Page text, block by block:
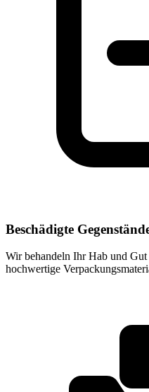
Beschädigte
Wir behandeln Ihr Hab und
hochwertige